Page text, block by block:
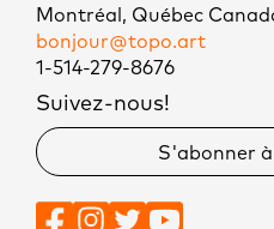
Montréal, Québec
bonjour@topo.art
1-514-279-8676
Suivez-nous!
S'abonner